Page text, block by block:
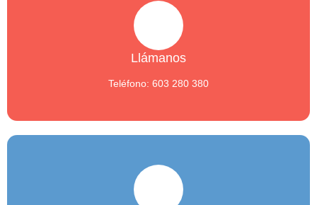
Llámanos
Teléfono: 603 280 380